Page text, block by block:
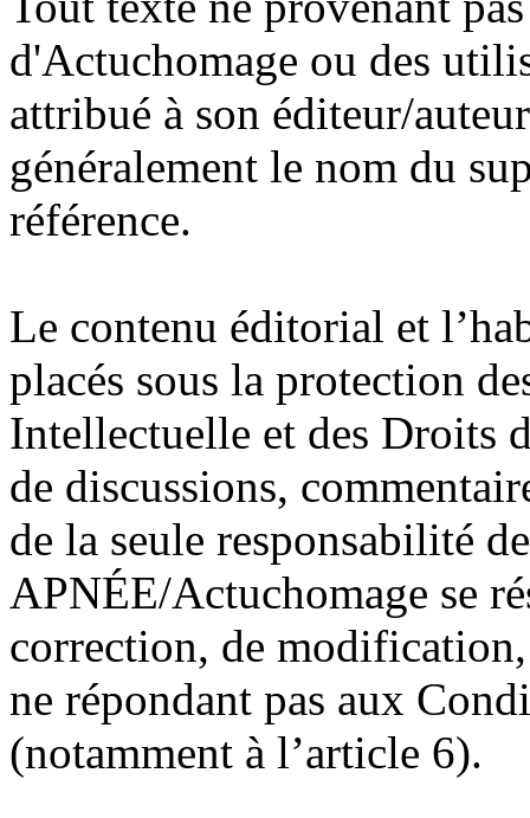
d'Actuchomage ou des
attribué à son éditeur/
généralement le nom du
référence.
Le contenu éditorial et
placés sous la protection
Intellectuelle et des Droits
de discussions,
de la seule responsabilité
APNÉE/Actuchomage se
correction, de
ne répondant pas aux
(notamment à l’article 6).